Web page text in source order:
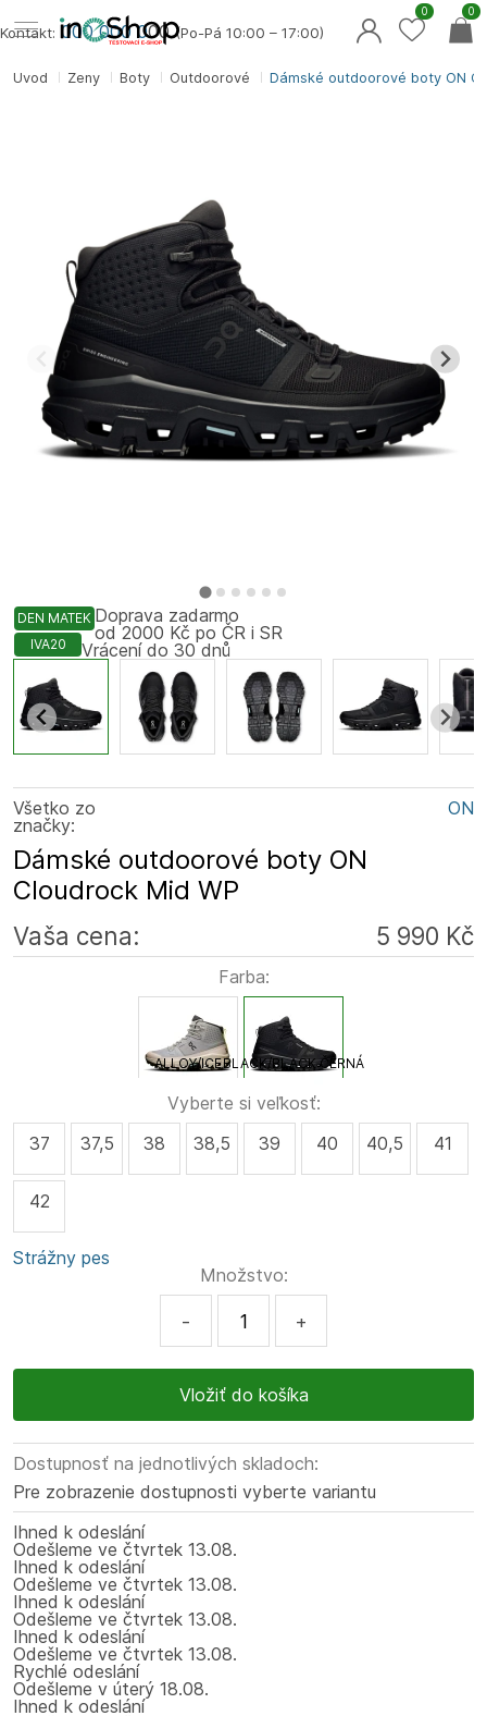
Úvod Ženy Boty Outdoorové Dámské outdoorové boty ON
DEN MATEK
IVA20
Všetko zo
značky:
ON
Dámské outdoorové boty ON
Cloudrock Mid WP
Vaša cena: 5 990 Kč
Farba:
ALLOY/ICEBLACK/BLACK ČERNÁ
Vyberte si veľkosť:
37
37,5 38 38,5 39 40 40,5 41
42
Strážny pes
Množstvo:
- +
Dostupnosť na jednotlivých skladoch:
Pre zobrazenie dostupnosti vyberte variantu
Ihned k odeslání
Odešleme ve čtvrtek 13.08.
Ihned k odeslání
Odešleme ve čtvrtek 13.08.
Ihned k odeslání
Odešleme ve čtvrtek 13.08.
Ihned k odeslání
Odešleme ve čtvrtek 13.08.
Rychlé odeslání
Odešleme v úterý 18.08.
Ihned k odeslání
Doprava zadarmo
od 2000 Kč po ČR i SR
Vrácení do 30 dnů
Kontakt: 000 000 000(Po-Pá 10:00 – 17:00)
0
0